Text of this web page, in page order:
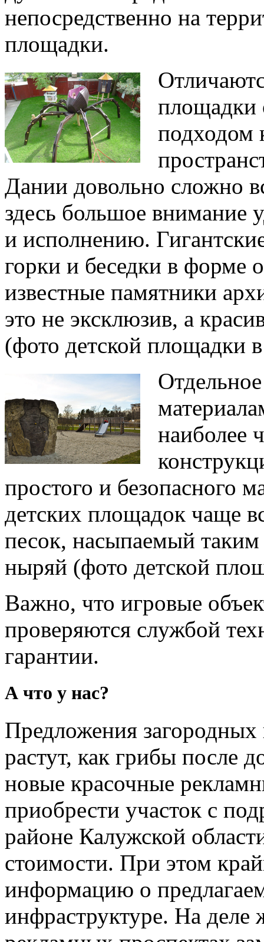
непосредственно на
площадки.
площадки
подходом
Дании довольно сложно
здесь большое внимание
и исполнению.
горки и беседки в форме
известные памятники
это не эксклюзив, а
(фото детской площадки
наиболее
простого и безопасного
детских площадок чаще
песок, насыпаемый таким
ныряй (фото детской
Важно, что игровые
проверяются службой
гарантии.
А что у нас?
Предложения загородных
растут, как грибы после
новые красочные
приобрести участок с
районе Калужской
стоимости. При этом
информацию о
инфраструктуре. На деле